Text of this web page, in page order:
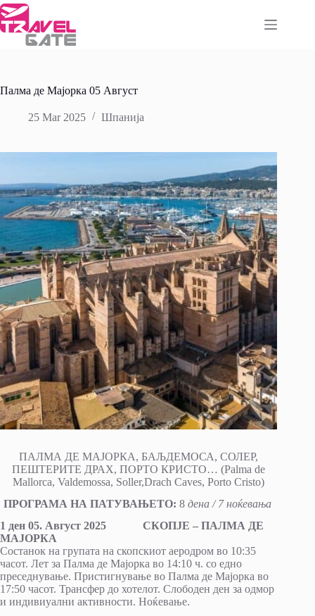
Skip
to
content
Палма де Мајорка 05 Август
25 Mar 2025 Шпанија
ПАЛМА ДЕ МАЈОРКА, БАЉДЕМОСА, СОЛЕР,
ПЕШТЕРИТЕ ДРАХ, ПОРТО КРИСТО… (Palma de
Mallorca, Valdemossa, Soller,Drach Caves, Porto Cristo)
ПРОГРАМА НА ПАТУВАЊЕТО: 8 дена / 7 ноќевања
1 ден 05. Август 2025 СКОПЈЕ – ПАЛМА ДЕ
МАЈОРКА
Состанок на групата на скопскиот аеродром во 10:35
часот. Лет за Палма де Мајорка во 14:10 ч. со едно
преседнување. Пристигнување во Палма де Мајорка во
17:50 часот. Трансфер до хотелот. Слободен ден за одмор
и индивиуални активности. Ноќевање.